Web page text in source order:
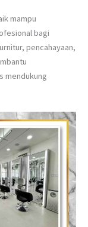
mampu
bagi
pencahayaan,
mendukung